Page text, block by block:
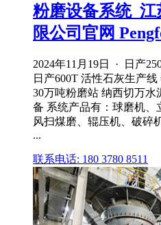
粉磨设备系统_
限公司官网
2024年11月19日 · 日产
日产600T 活性石灰生产
30万吨粉磨站 纳西切万
备 系统产品有：球磨机、
风扫煤磨、辊压机、破碎
...
联系电话: 180 3780 8511